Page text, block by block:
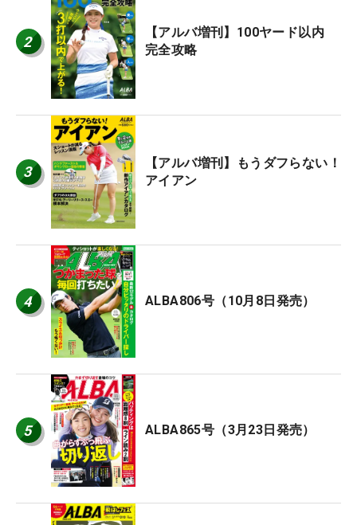
2
【アルバ増刊】100ヤード以内
完全攻略
3
【アルバ増刊】もうダフらない！
アイアン
4 ALBA806号（10月8日発売）
5 ALBA865号（3月23日発売）